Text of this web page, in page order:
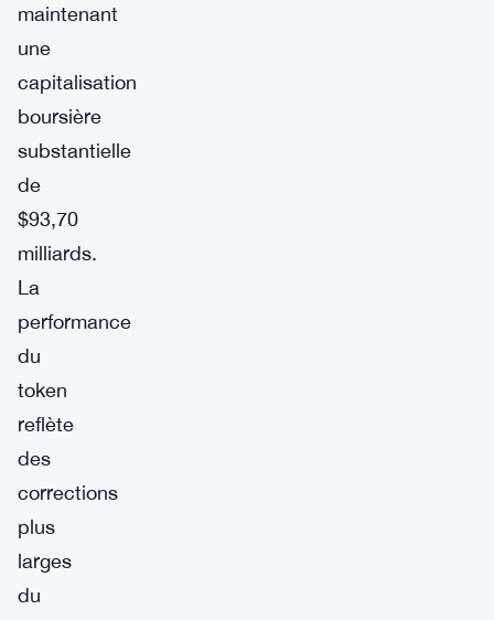
maintenant
une
capitalisation
boursière
substantielle
de
$93,70
milliards.
La
performance
du
token
reflète
des
corrections
plus
larges
du